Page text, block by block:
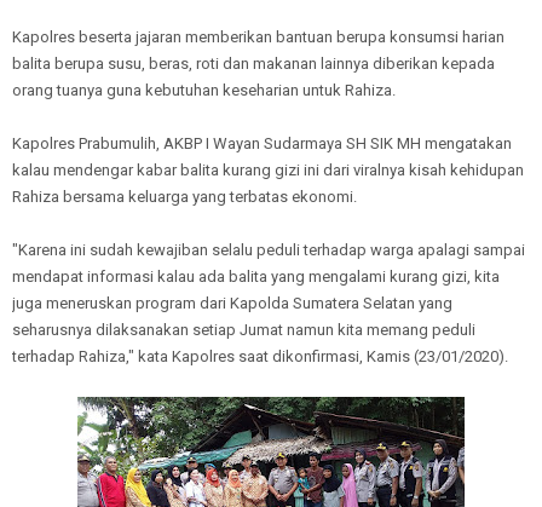
Kapolres beserta jajaran memberikan bantuan berupa konsumsi harian
balita berupa susu, beras, roti dan makanan lainnya diberikan kepada
orang tuanya guna kebutuhan keseharian untuk Rahiza.
Kapolres Prabumulih, AKBP I Wayan Sudarmaya SH SIK MH mengatakan
kalau mendengar kabar balita kurang gizi ini dari viralnya kisah kehidupan
Rahiza bersama keluarga yang terbatas ekonomi.
"Karena ini sudah kewajiban selalu peduli terhadap warga apalagi sampai
mendapat informasi kalau ada balita yang mengalami kurang gizi, kita
juga meneruskan program dari Kapolda Sumatera Selatan yang
seharusnya dilaksanakan setiap Jumat namun kita memang peduli
terhadap Rahiza," kata Kapolres saat dikonfirmasi, Kamis (23/01/2020).